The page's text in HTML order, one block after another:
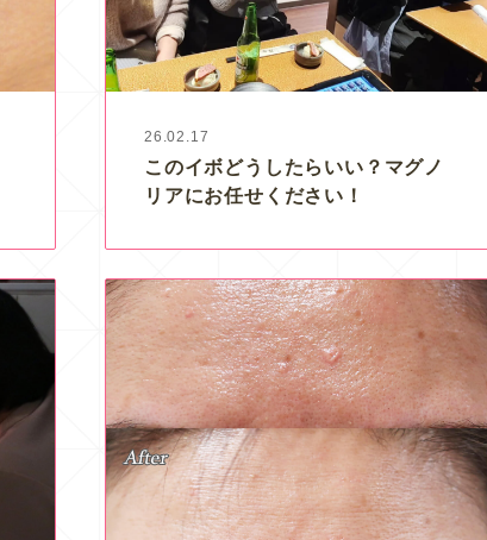
26.02.17
このイボどうしたらいい？マグノ
リアにお任せください！